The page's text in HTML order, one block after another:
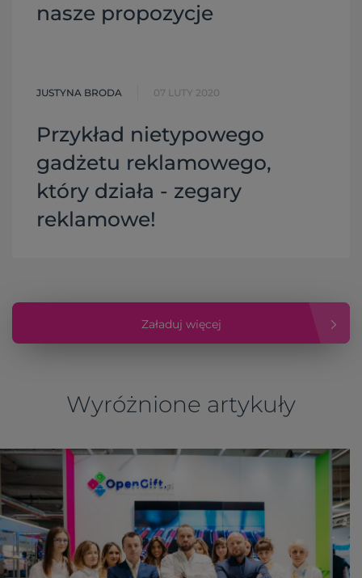
nasze propozycje
JUSTYNA BRODA 07 LUTY 2020
Przykład nietypowego
gadżetu reklamowego,
który działa - zegary
reklamowe!
Załaduj więcej
Wyróżnione artykuły